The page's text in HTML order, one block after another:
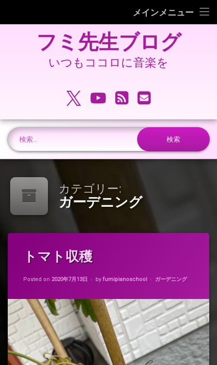
メインメニュー
旧 フミ先生ブログ
旧 フミピアノ教室ホームページ
プ
フミ先生ブログ
いつもココロに音楽を
X.comYouTube
RSS メールアドレ
検索:
カテゴリー:
ガーデニング
トマト収穫
Posted on 2020年7月13日
Updated on 2020年7月13日
by fumipianoschool カテゴリー:
ガーデニング
ト
畑
や
り
た
い
コ
ト
う
ト
穫)